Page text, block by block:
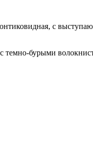
с
с темно-бурыми